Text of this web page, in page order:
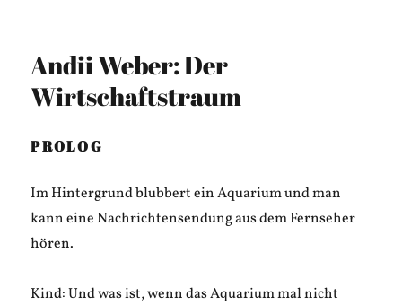
Andii Weber: Der
Wirtschaftstraum
PROLOG
Im Hintergrund blubbert ein Aquarium und man
kann eine Nachrichtensendung aus dem Fernseher
hören.
Kind: Und was ist, wenn das Aquarium mal nicht